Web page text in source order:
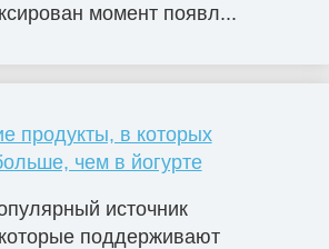
момент появл...
продукты, в которых
чем в йогурте
источник
поддерживают